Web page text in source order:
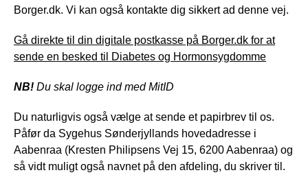
Borger.dk. Vi kan også kontakte dig sikkert ad denne vej.
Gå direkte til din digitale postkasse på Borger.dk for at
sende en besked til Diabetes og Hormonsygdomme
NB! Du skal logge ind med MitID
Du naturligvis også vælge at sende et papirbrev til os.
Påfør da Sygehus Sønderjyllands hovedadresse i
Aabenraa (Kresten Philipsens Vej 15, 6200 Aabenraa) og
så vidt muligt også navnet på den afdeling, du skriver til.